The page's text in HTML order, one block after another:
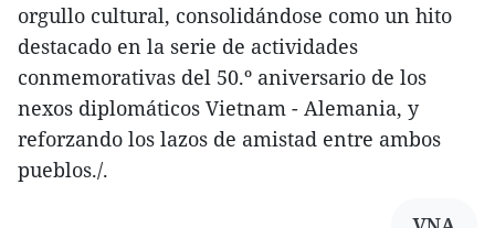
orgullo cultural, consolidándose como un hito
destacado en la serie de actividades
conmemorativas del 50.º aniversario de los
nexos diplomáticos Vietnam - Alemania, y
reforzando los lazos de amistad entre ambos
pueblos./.